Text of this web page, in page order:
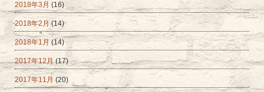
2018年3月 (16)
2018年2月(14)
2018年1月(14)
2017年12月(17)
2017年11月 (20)